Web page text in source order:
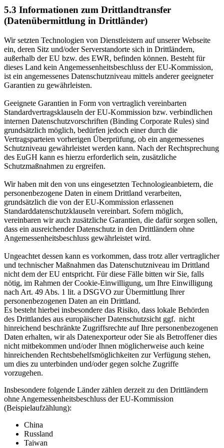
5.3 Informationen zum Drittlandtransfer
(Datenübermittlung in Drittländer)
Wir setzten Technologien von Dienstleistern auf unserer Webseite
ein, deren Sitz und/oder Serverstandorte sich in Drittländern,
außerhalb der EU bzw. des EWR, befinden können. Besteht für
dieses Land kein Angemessenheitsbeschluss der EU-Kommission,
ist ein angemessenes Datenschutzniveau mittels anderer geeigneter
Garantien zu gewährleisten.
Geeignete Garantien in Form von vertraglich vereinbarten
Standardvertragsklauseln der EU-Kommission bzw. verbindlichen
internen Datenschutzvorschriften (Binding Corporate Rules) sind
grundsätzlich möglich, bedürfen jedoch einer durch die
Vertragsparteien vorherigen Überprüfung, ob ein angemessenes
Schutzniveau gewährleistet werden kann. Nach der Rechtsprechung
des EuGH kann es hierzu erforderlich sein, zusätzliche
Schutzmaßnahmen zu ergreifen.
Wir haben mit den von uns eingesetzten Technologieanbietern, die
personenbezogene Daten in einem Drittland verarbeiten,
grundsätzlich die von der EU-Kommission erlassenen
Standarddatenschutzklauseln vereinbart. Sofern möglich,
vereinbaren wir auch zusätzliche Garantien, die dafür sorgen sollen,
dass ein ausreichender Datenschutz in den Drittländern ohne
Angemessenheitsbeschluss gewährleistet wird.
Ungeachtet dessen kann es vorkommen, dass trotz aller vertraglicher
und technischer Maßnahmen das Datenschutzniveau im Drittland
nicht dem der EU entspricht. Für diese Fälle bitten wir Sie, falls
nötig, im Rahmen der Cookie-Einwilligung, um Ihre Einwilligung
nach Art. 49 Abs. 1 lit. a DSGVO zur Übermittlung Ihrer
personenbezogenen Daten an ein Drittland.
Es besteht hierbei insbesondere das Risiko, dass lokale Behörden
des Drittlandes aus europäischer Datenschutzsicht ggf. nicht
hinreichend beschränkte Zugriffsrechte auf Ihre personenbezogenen
Daten erhalten, wir als Datenexporteur oder Sie als Betroffener dies
nicht mitbekommen und/oder Ihnen möglicherweise auch keine
hinreichenden Rechtsbehelfsmöglichkeiten zur Verfügung stehen,
um dies zu unterbinden und/oder gegen solche Zugriffe
vorzugehen.
Insbesondere folgende Länder zählen derzeit zu den Drittländern
ohne Angemessenheitsbeschluss der EU-Kommission
(Beispielaufzählung):
China
Russland
Taiwan